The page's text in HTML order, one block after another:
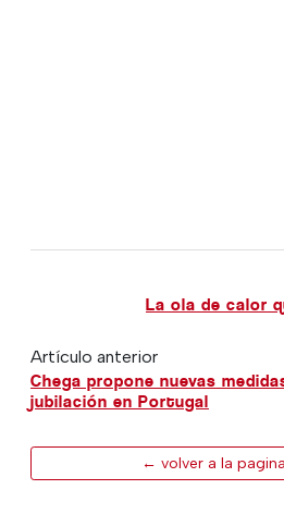
La ola de calor
Artículo anterior
Chega propone nuevas
jubilación en Portugal
← volver a la